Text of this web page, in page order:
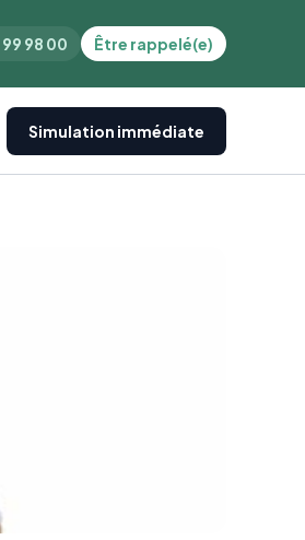
98 00 Être rappelé(e)
Simulation immédiate